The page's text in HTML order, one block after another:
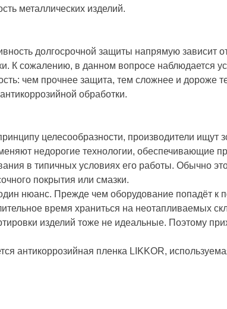
металлических изделий.
долгосрочной защиты напрямую зависит
К сожалению, в данном вопросе наблюдается
чем прочнее защита, тем сложнее и дороже
обработки.
целесообразности, производители ищут
недорогие технологии, обеспечивающие
в типичных условиях его работы. Обычно
покрытия или смазки.
нюанс. Прежде чем оборудование попадёт к
время храниться на неотапливаемых
изделий тоже не идеальные. Поэтому
антикоррозийная пленка LIKKOR,